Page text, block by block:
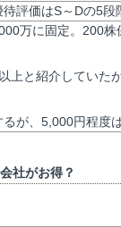
評価はS～Dの5
万に固定。200
上と紹介していた
が、5,000円程度
社がお得？